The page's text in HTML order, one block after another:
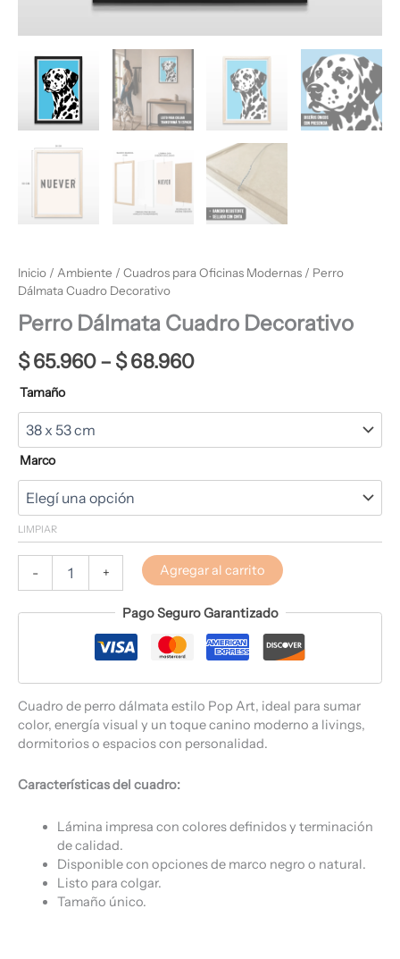
Inicio / Ambiente / Cuadros para Oficinas Modernas / Perro
Dálmata Cuadro Decorativo
Perro Dálmata Cuadro Decorativo
$65.960– $68.960
Tamaño
Marco
LIMPIAR
- + Agregar al carrito
Pago Seguro Garantizado
Cuadro de perro dálmata estilo Pop Art, ideal para sumar
color, energía visual y un toque canino moderno a livings,
dormitorios o espacios con personalidad.
Características del cuadro:
Lámina impresa con colores definidos y terminación
de calidad.
Disponible con opciones de marco negro o natural.
Listo para colgar.
Tamaño único.